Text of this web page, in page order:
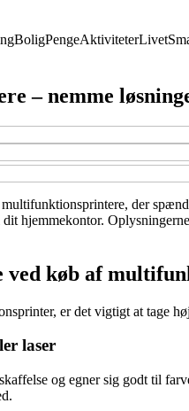
BoligPengeAktiviteterLivet
– nemme
der
hjemmekontor.
ved køb af
er det vigtigt at tage
laser
og egner sig godt til